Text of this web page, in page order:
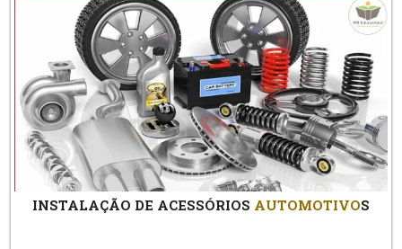
INSTALAÇÃO DE ACESSÓRIOS AUTOMOTIVOS